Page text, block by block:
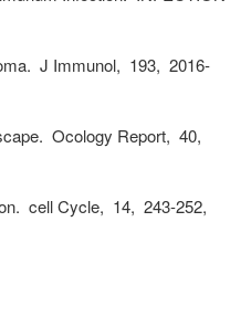
J Immunol, 193, 2016-
Ocology Report, 40,
cell Cycle, 14, 243-252,